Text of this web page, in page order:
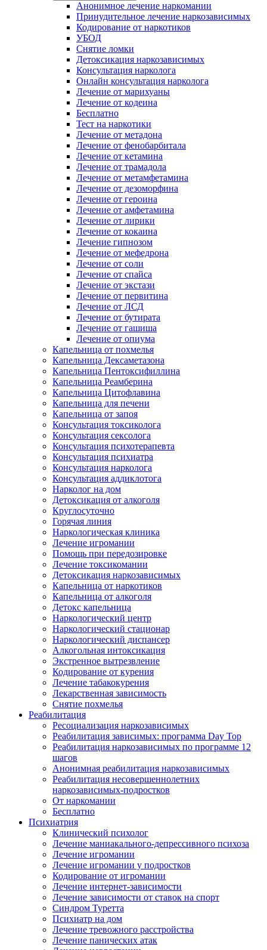
Анонимное лечение наркомании
Принудительное лечение наркозависимых
Кодирование от наркотиков
УБОД
Снятие ломки
Детоксикация наркозависимых
Консультация нарколога
Онлайн консультация нарколога
Лечение от марихуаны
Лечение от кодеина
Бесплатно
Тест на наркотики
Лечение от метадона
Лечение от фенобарбитала
Лечение от кетамина
Лечение от трамадола
Лечение от метамфетамина
Лечение от дезоморфина
Лечение от героина
Лечение от амфетамина
Лечение от лирики
Лечение от кокаина
Лечение гипнозом
Лечение от мефедрона
Лечение от соли
Лечение от спайса
Лечение от экстази
Лечение от первитина
Лечение от ЛСД
Лечение от бутирата
Лечение от гашиша
Лечение от опиума
Капельница от похмелья
Капельница Дексаметазона
Капельница Пентоксифиллина
Капельница Реамберина
Капельница Цитофлавина
Капельница для печени
Капельница от запоя
Консультация токсиколога
Консультация сексолога
Консультация психотерапевта
Консультация психиатра
Консультация нарколога
Консультация аддиклотога
Нарколог на дом
Детоксикация от алкоголя
Круглосуточно
Горячая линия
Наркологическая клиника
Лечение игромании
Помощь при передозировке
Лечение токсикомании
Детоксикация наркозависимых
Капельница от наркотиков
Капельница от алкоголя
Детокс капельница
Наркологический центр
Наркологический стационар
Наркологический диспансер
Алкогольная интоксикация
Экстренное вытрезвление
Кодирование от курения
Лечение табакокурения
Лекарственная зависимость
Снятие похмелья
Реабилитация
Ресоциализация наркозависимых
Реабилитация зависимых: программа Day Top
Реабилитация наркозависимых по программе 12
шагов
Анонимная реабилитация наркозависимых
Реабилитация несовершеннолетних
наркозависимых-подростков
От наркомании
Бесплатно
Психиатрия
Клинический психолог
Лечение маниакального-депрессивного психоза
Лечение игромании
Лечение игромании у подростков
Кодирование от игромании
Лечение интернет-зависимости
Лечение зависимости от ставок на спорт
Синдром Туретта
Психиатр на дом
Лечение тревожного расстройства
Лечение панических атак